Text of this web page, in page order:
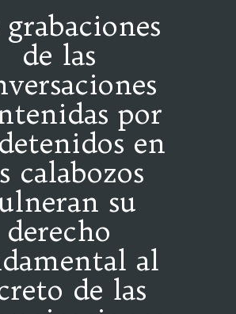
grabaciones
de las
por
en
calabozos
su
derecho
al
de las